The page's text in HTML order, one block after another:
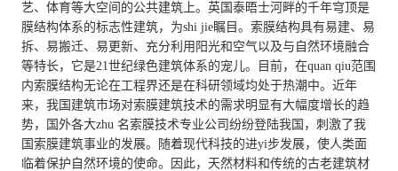
艺、体育等大空间的公共建筑上。英国泰晤士河畔的千年穹顶是
膜结构体系的标志性建筑，为shi jie瞩目。索膜结构具有易建、易
拆、易搬迁、易更新、充分利用阳光和空气以及与自然环境融合
等特长，它是21世纪绿色建筑体系的宠儿。目前，在quan qiu范围
内索膜结构无论在工程界还是在科研领域均处于热潮中。近年
来，我国建筑市场对索膜建筑技术的需求明显有大幅度增长的趋
势，国外各大zhu 名索膜技术专业公司纷纷登陆我国，刺激了我
国索膜建筑事业的发展。随着现代科技的进yi步发展，使人类面
临着保护自然环境的使命。因此，天然材料和传统的古老建筑材